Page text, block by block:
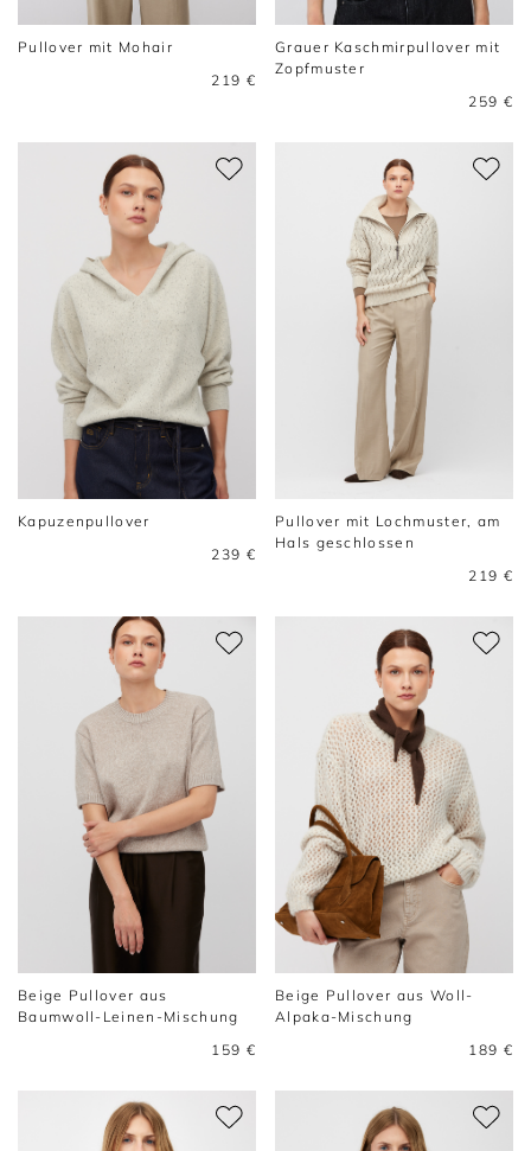
Pullover mit Mohair
219 €
Grauer Kaschmirpullover mit
Zopfmuster
259 €
Kapuzenpullover
239 €
Pullover mit Lochmuster, am
Hals geschlossen
219 €
Beige Pullover aus
Baumwoll-Leinen-Mischung
159 €
Beige Pullover aus Woll-
Alpaka-Mischung
189 €